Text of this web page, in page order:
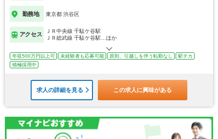
勤務地 東京都 渋谷区
アクセス
ＪＲ中央線 千駄ケ谷駅
ＪＲ総武線 千駄ケ谷駅…ほか
年収500万円以上可 未経験者も応募可能 原則、引越しを伴う転勤なし
駅チカ
積極採用中
求人の詳細を見る この求人に興味がある